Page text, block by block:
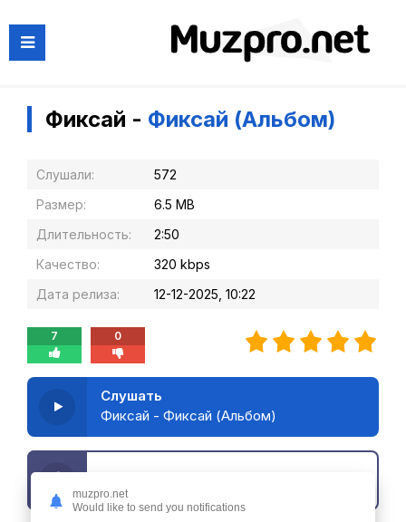
Фиксай - Фиксай (Альбом)
Слушали:
572
Размер:
6.5 MB
Длительность:
2:50
Качество:
320 kbps
Дата релиза:
12-12-2025, 10:22
7 0
Слушать
Фиксай - Фиксай (Альбом)
muzpro.net
Would like to send you notifications